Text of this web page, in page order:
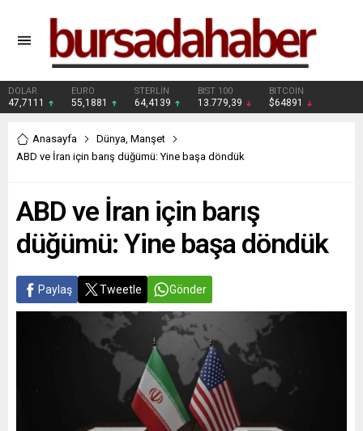
DOLAR
47,7111
EURO
55,1881
STERLİN
64,4139
BIST 100
13.779,39
BITCOIN
$64891
Anasayfa Dünya, Manşet
ABD ve İran için barış düğümü: Yine başa döndük
ABD ve İran için barış
düğümü: Yine başa döndük
Paylaş Tweetle Gönder